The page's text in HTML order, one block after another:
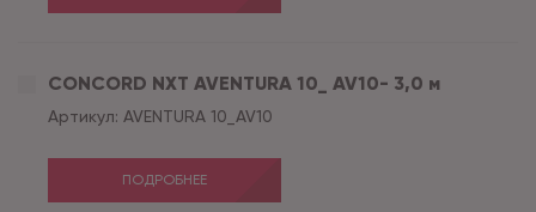
CONCORD NXT AVENTURA 10_ AV10- 3,0 м
Артикул: AVENTURA 10_AV10
ПОДРОБНЕЕ